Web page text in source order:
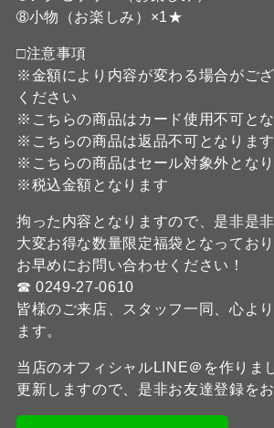
➇小物（お楽しみ）×1★
□注意事項
※金額により内容が変わる場合がご
ください
※こちらの商品はカード使用不可と
※こちらの商品は返品不可となります
※こちらの商品はセール対象外とな
※税込金額となります
拘った内容となりますので、是非是
大変お得な数量限定福袋となってお
お早めにお問い合わせください！
☎ 0249-27-0610
皆様のご来店、スタッフ一同、心よ
ます。
当店のオフィシャルLINE＠を作りま
更新しますので、是非お友達登録を